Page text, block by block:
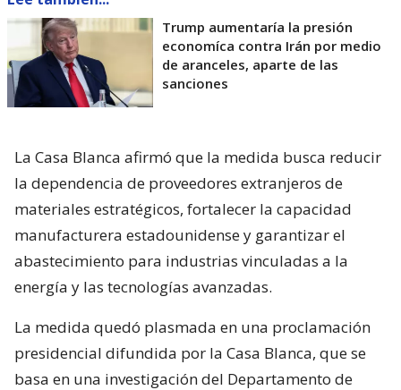
Trump aumentaría la presión
economíca contra Irán por medio
de aranceles, aparte de las
sanciones
La Casa Blanca afirmó que la medida busca reducir
la dependencia de proveedores extranjeros de
materiales estratégicos, fortalecer la capacidad
manufacturera estadounidense y garantizar el
abastecimiento para industrias vinculadas a la
energía y las tecnologías avanzadas.
La medida quedó plasmada en una proclamación
presidencial difundida por la Casa Blanca, que se
basa en una investigación del Departamento de